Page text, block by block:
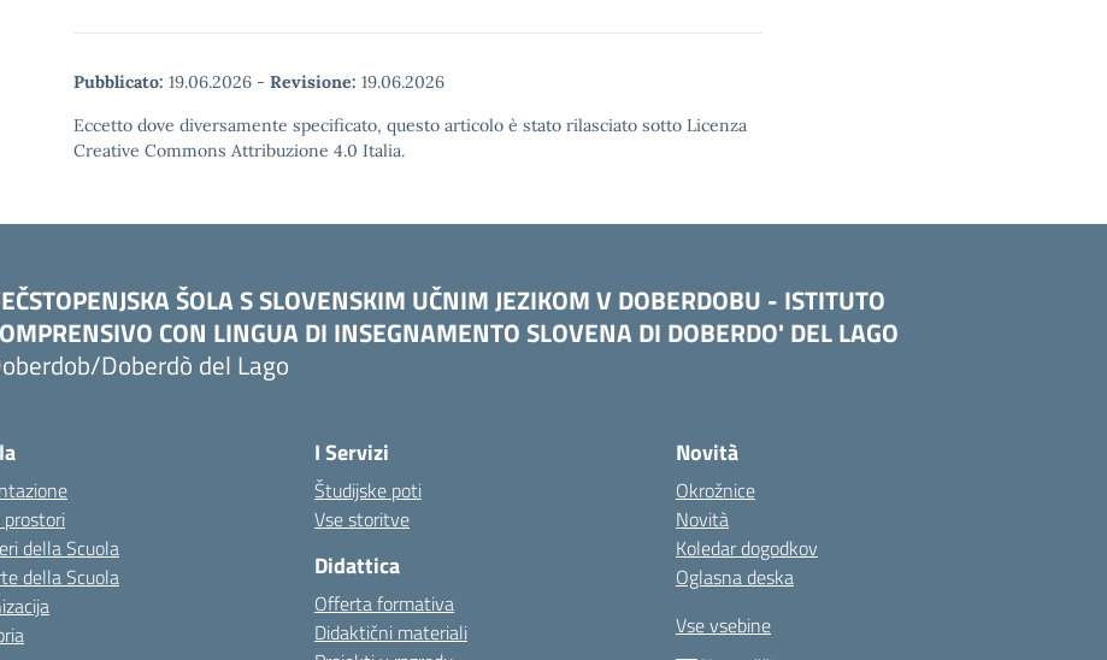
Pubblicato: 19.06.2026 - Revisione: 19.06.2026
Eccetto dove diversamente specificato, questo articolo è stato rilasciato sotto Licenza
Creative Commons Attribuzione 4.0 Italia.
ŠOLA S SLOVENSKIM UČNIM JEZIKOM V DOBERDOBU - ISTITUTO
CON LINGUA DI INSEGNAMENTO SLOVENA DI DOBERDO' DEL LAGO
Doberdò del Lago
della Scuola
della Scuola
I Servizi
Študijske poti
Vse storitve
Didattica
Offerta formativa
Didaktični materiali
Novità
Okrožnice
Novità
Koledar dogodkov
Oglasna deska
Vse vsebine